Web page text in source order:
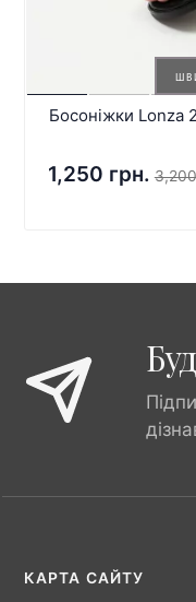
Босоніжки Lonza
1,250 грн.
КАРТА САЙТУ